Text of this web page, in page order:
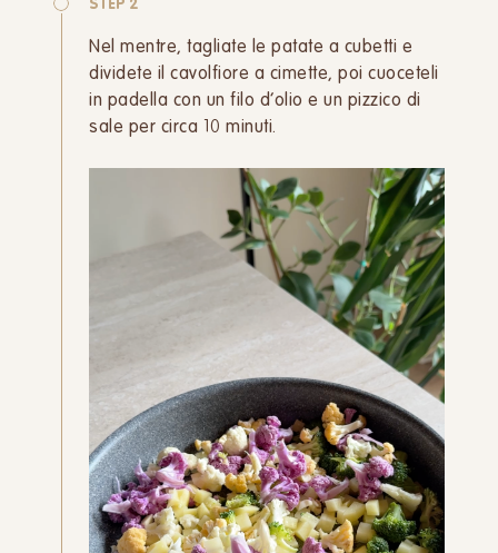
STEP 2
Nel mentre, tagliate le patate a cubetti e
dividete il cavolfiore a cimette, poi cuoceteli
in padella con un filo d’olio e un pizzico di
sale per circa 10 minuti.